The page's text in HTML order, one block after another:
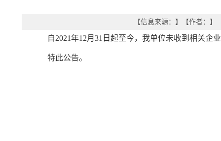
【信息来源： 】 【作者： 】
自2021年12月31日起至今，我单位未收到相关
特此公告。